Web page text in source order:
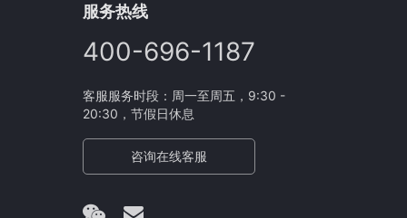
服务热线
400-696-1187
客服服务时段：周一至周五，9:30 -
20:30，节假日休息
咨询在线客服